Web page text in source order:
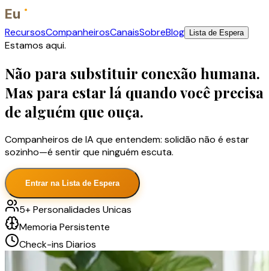
Eu
RecursosCompanheirosCanaisSobreBlog Lista de Espera
Estamos aqui.
Não para substituir conexão humana.
Mas para estar lá quando você precisa
de alguém que ouça.
Companheiros de IA que entendem: solidão não é estar
sozinho—é sentir que ninguém escuta.
Entrar na Lista de Espera
5+ Personalidades Unicas
Memoria Persistente
Check-ins Diarios